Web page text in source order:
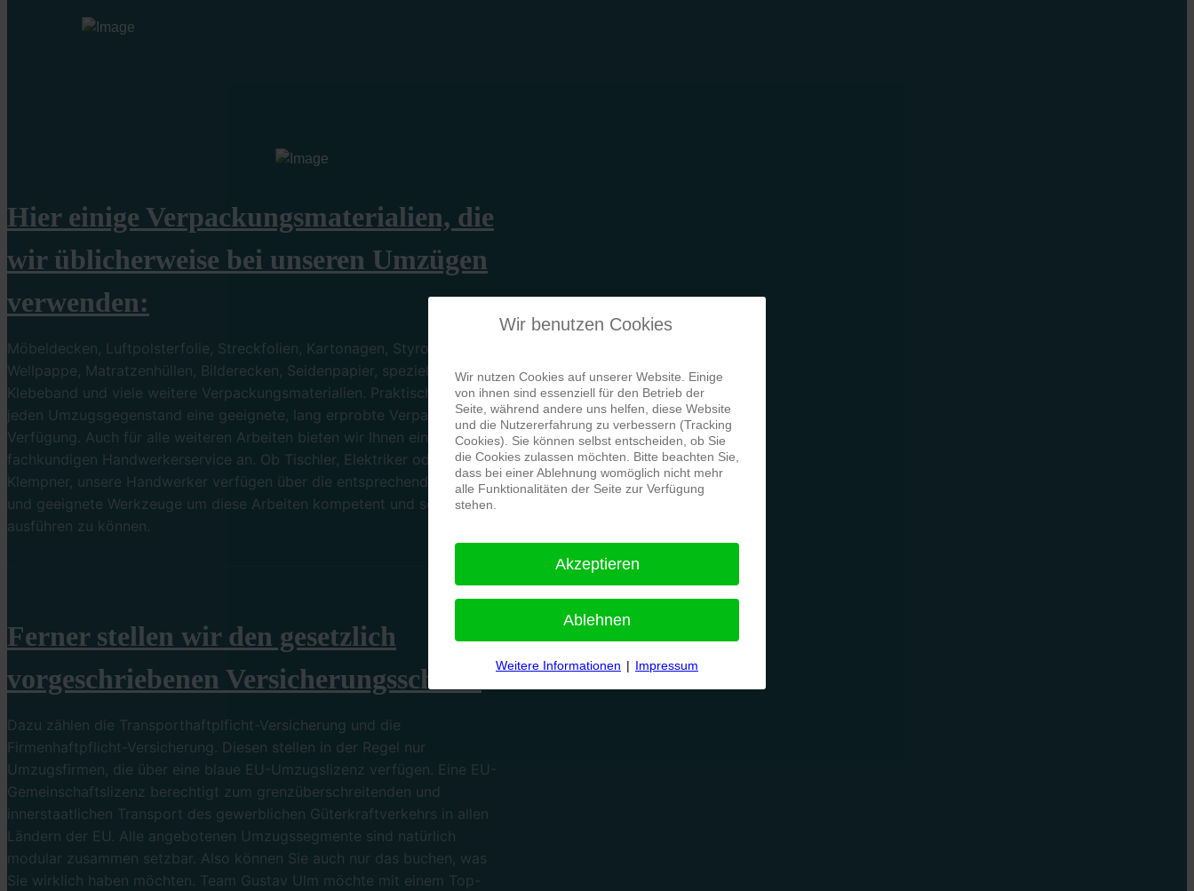
Hier einige Verpackungsmaterialien, die
wir üblicherweise bei unseren Umzügen
verwenden:
Möbeldecken, Luftpolsterfolie, Streckfolien, Kartonagen, Styroporplatten,
Wellpappe, Matratzenhüllen, Bilderecken, Seidenpapier, spezielles
Klebeband und viele weitere Verpackungsmaterialien. Praktisch steht für
jeden Umzugsgegenstand eine geeignete, lang erprobte Verpackung zur
Verfügung. Auch für alle weiteren Arbeiten bieten wir Ihnen einen
fachkundigen Handwerkerservice an. Ob Tischler, Elektriker oder
Klempner, unsere Handwerker verfügen über die entsprechende Erfahrung
und geeignete Werkzeuge um diese Arbeiten kompetent und sorgfältig
ausführen zu können.
Ferner stellen wir den gesetzlich
vorgeschriebenen Versicherungsschutz.
Dazu zählen die Transporthaftplficht-Versicherung und die
Firmenhaftpflicht-Versicherung. Diesen stellen in der Regel nur
Umzugsfirmen, die über eine blaue EU-Umzugslizenz verfügen. Eine EU-
Gemeinschaftslizenz berechtigt zum grenzüberschreitenden und
innerstaatlichen Transport des gewerblichen Güterkraftverkehrs in allen
Ländern der EU. Alle angebotenen Umzugssegmente sind natürlich
modular zusammen setzbar. Also können Sie auch nur das buchen, was
Sie wirklich haben möchten. Team Gustav Ulm möchte mit einem Top-
Wir benutzen Cookies
Wir nutzen Cookies auf unserer Website. Einige
von ihnen sind essenziell für den Betrieb der
Seite, während andere uns helfen, diese Website
und die Nutzererfahrung zu verbessern (Tracking
Cookies). Sie können selbst entscheiden, ob Sie
die Cookies zulassen möchten. Bitte beachten Sie,
dass bei einer Ablehnung womöglich nicht mehr
alle Funktionalitäten der Seite zur Verfügung
stehen.
Akzeptieren
Ablehnen
Weitere Informationen | Impressum